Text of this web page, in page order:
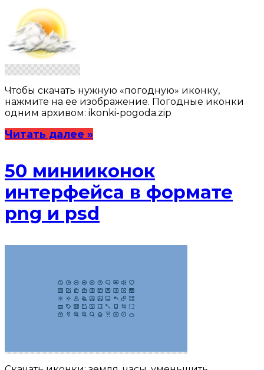
Чтобы скачать нужную «погодную» иконку,
нажмите на ее изображение. Погодные иконки
одним архивом: ikonki-pogoda.zip
Читать далее »
50 минииконок
интерфейса в формате
png и psd